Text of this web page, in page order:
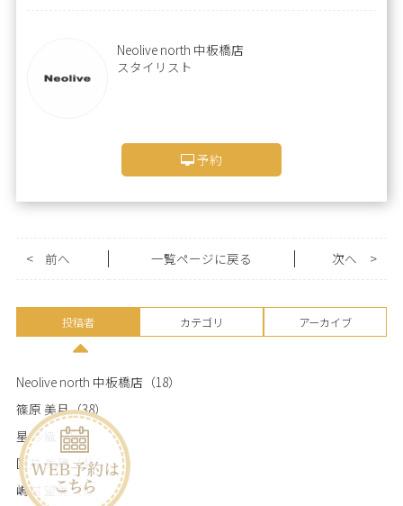
Neolive north 中板橋店
スタイリスト
予約
< 前へ 一覧ページに戻る >
次へ
投稿者 カテゴリ アーカイブ
Neolive north 中板橋店 （18）
篠原 美月（38）
星 沙織
（84）
国井 美穂（4）
嶋村 望美（9）